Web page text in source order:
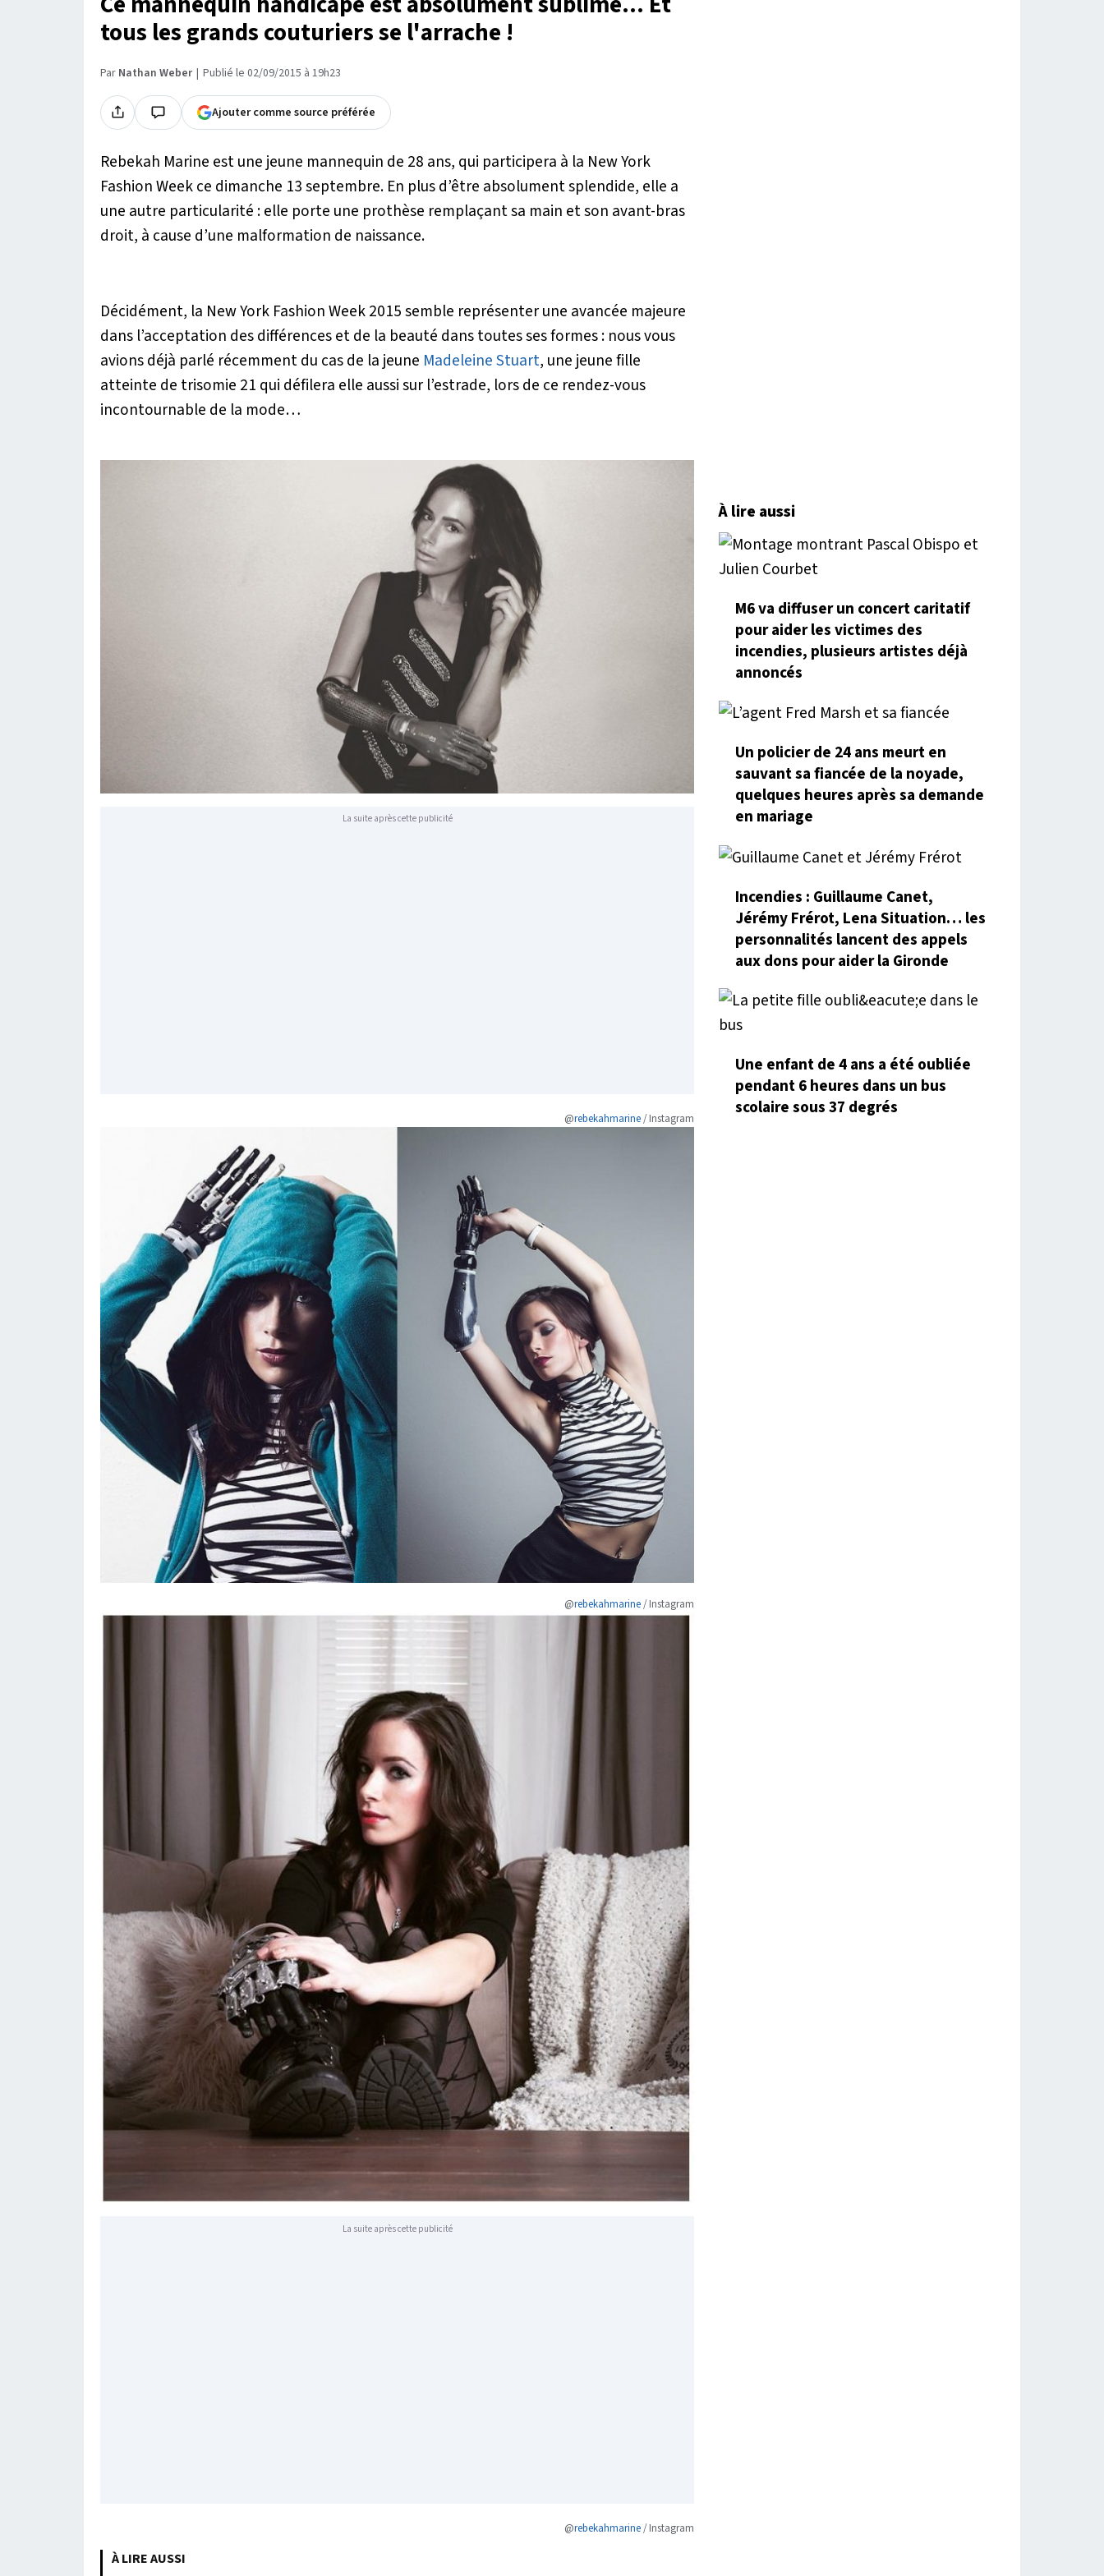
tous les grands couturiers se l'arrache !
Par Nathan Weber Publié le 02/09/2015 à 19h23
Ajouter comme source préférée
Rebekah Marine est une jeune mannequin de 28 ans, qui participera à la New York
Fashion Week ce dimanche 13 septembre. En plus d’être absolument splendide, elle a
une autre particularité : elle porte une prothèse remplaçant sa main et son avant-bras
droit, à cause d’une malformation de naissance.
Décidément, la New York Fashion Week 2015 semble représenter une avancée majeure
dans l’acceptation des différences et de la beauté dans toutes ses formes : nous vous
avions déjà parlé récemment du cas de la jeune Madeleine Stuart, une jeune fille
atteinte de trisomie 21 qui défilera elle aussi sur l’estrade, lors de ce rendez-vous
incontournable de la mode…
La suite après cette publicité
@rebekahmarine/ Instagram
@rebekahmarine/ Instagram
La suite après cette publicité
@rebekahmarine/ Instagram
À LIRE AUSSI
À lire aussi
M6 va diffuser un concert caritatif
pour aider les victimes des
incendies, plusieurs artistes déjà
annoncés
Un policier de 24 ans meurt en
sauvant sa fiancée de la noyade,
quelques heures après sa demande
en mariage
Incendies : Guillaume Canet,
Jérémy Frérot, Lena Situation… les
personnalités lancent des appels
aux dons pour aider la Gironde
Une enfant de 4 ans a été oubliée
pendant 6 heures dans un bus
scolaire sous 37 degrés